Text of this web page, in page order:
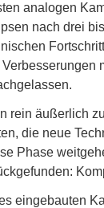
analogen
nach drei
rein äußerlich
die neue
Phase
eingebauten